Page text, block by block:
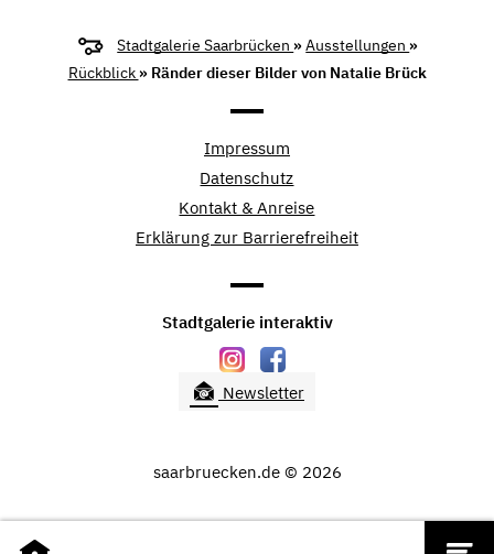
Stadtgalerie Saarbrücken »Ausstellungen »
Rückblick » Ränder dieser Bilder von Natalie Brück
Impressum
Datenschutz
Kontakt & Anreise
Erklärung zur Barrierefreiheit
Stadtgalerie interaktiv
Newsletter
saarbruecken.de © 2026